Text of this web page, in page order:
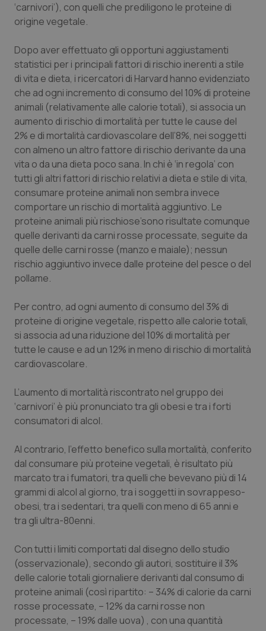
Sicilia
Umbria
Valle D’Aosta
Veneto
Neuroscienze & patologie neurodegenerative
Oftalmologia
Oncodermatologia
Oncoematologia
Oncologia & Nutrizione
Psoriasi & pelle
Quotidiano Cardiologia
Quotidiano Chirurgia
Quotidiano Oncologia
Quotidiano Pediatria
Rene & patologie urogenitali
Sangue & coagulazione
Tumore al seno
Tumore ovarico
Tumori gastrointestinali
Ulcera & Reflusso
Vaccini
‘carnivori’), con quelli che prediligono le proteine di
origine vegetale.
Dopo aver effettuato gli opportuni aggiustamenti
statistici per i principali fattori di rischio inerenti a stile
di vita e dieta, i ricercatori di Harvard hanno evidenziato
che ad ogni incremento di consumo del 10% di proteine
animali (relativamente alle calorie totali), si associa un
aumento di rischio di mortalità per tutte le cause del
2% e di mortalità cardiovascolare dell’8%, nei soggetti
con almeno un altro fattore di rischio derivante da una
vita o da una dieta poco sana. In chi è ‘in regola’ con
tutti gli altri fattori di rischio relativi a dieta e stile di vita,
consumare proteine animali non sembra invece
comportare un rischio di mortalità aggiuntivo. Le
proteine animali più rischiose’sono risultate comunque
quelle derivanti da carni rosse processate, seguite da
quelle delle carni rosse (manzo e maiale); nessun
rischio aggiuntivo invece dalle proteine del pesce o del
pollame.
Per contro, ad ogni aumento di consumo del 3% di
proteine di origine vegetale, rispetto alle calorie totali,
si associa ad una riduzione del 10% di mortalità per
tutte le cause e ad un 12% in meno di rischio di mortalità
cardiovascolare.
L’aumento di mortalità riscontrato nel gruppo dei
‘carnivori’ è più pronunciato tra gli obesi e tra i forti
consumatori di alcol.
Al contrario, l’effetto benefico sulla mortalità, conferito
dal consumare più proteine vegetali, è risultato più
marcato tra i fumatori, tra quelli che bevevano più di 14
grammi di alcol al giorno, tra i soggetti in sovrappeso-
obesi, tra i sedentari, tra quelli con meno di 65 anni e
tra gli ultra-80enni.
Con tutti i limiti comportati dal disegno dello studio
(osservazionale), secondo gli autori, sostituire il 3%
delle calorie totali giornaliere derivanti dal consumo di
proteine animali (così ripartito: – 34% di calorie da carni
rosse processate, – 12% da carni rosse non
processate, – 19% dalle uova) , con una quantità